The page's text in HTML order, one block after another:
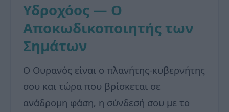
Υδροχόος — Ο
Αποκωδικοποιητής των
Σημάτων
Ο Ουρανός είναι ο πλανήτης-κυβερνήτης
σου και τώρα που βρίσκεται σε
ανάδρομη φάση, η σύνδεσή σου με το